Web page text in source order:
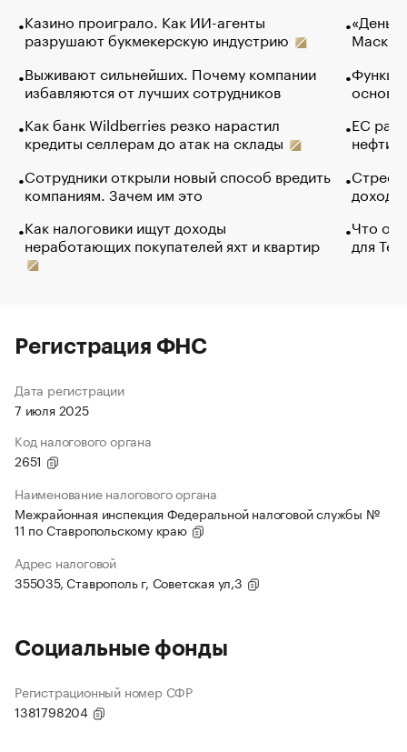
Казино проиграло. Как ИИ-агенты
разрушают букмекерскую индустрию
Выживают сильнейших. Почему компании
избавляются от лучших сотрудников
Как банк Wildberries резко нарастил
кредиты селлерам до атак на склады
Сотрудники открыли новый способ вредить
компаниям. Зачем им это
Как налоговики ищут доходы
неработающих покупателей яхт и квартир
Маск в
основ
ЕС
нефти
Что
для
Регистрация ФНС
Дата регистрации
7 июля 2025
Код налогового органа
2651
Наименование налогового органа
Межрайонная инспекция Федеральной налоговой службы №
11 по Ставропольскому краю
Адрес налоговой
355035, Ставрополь г, Советская ул,3
Социальные фонды
Регистрационный номер СФР
1381798204